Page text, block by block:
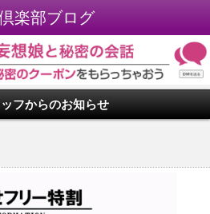
楽部ブログ
フからのお知らせ